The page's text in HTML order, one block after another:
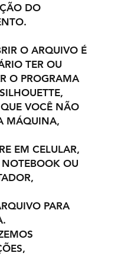
DO
O ARQUIVO É
TER OU
O PROGRAMA
VOCÊ NÃO
MÁQUINA,
EM CELULAR,
OU
PARA